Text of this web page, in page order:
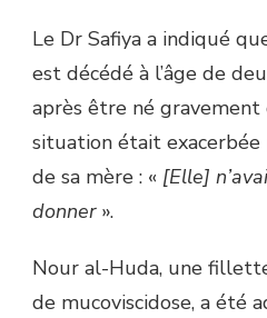
Le Dr Safiya a indiqué
est décédé à l’âge de
après être né
situation était exacerbée
de sa mère : « [Elle]
donner».
Nour al-Huda, une
de mucoviscidose, a été